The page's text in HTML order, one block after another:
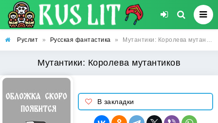
Руслит » Русская фантастика » Мутантики: Королева мутантиков
Мутантики: Королева мутантиков
В закладки